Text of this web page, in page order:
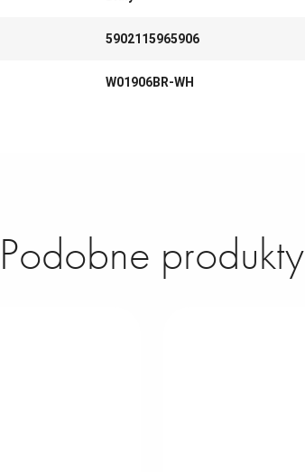
5902115965906
W01906BR-WH
Podobne produkty